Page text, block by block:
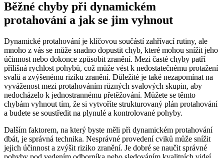
Běžné chyby při dynamickém
protahování a jak se jim vyhnout
Dynamické protahování je klíčovou součástí zahřívací rutiny, ale
mnoho z vás se může snadno dopustit chyb, které mohou snížit jeho
účinnost nebo dokonce způsobit zranění. Mezi časté chyby patří
přílišná rychlost pohybů, což může vést k nedostatečnému protažení
svalů a zvýšenému riziku zranění. Důležité je také nezapomínat na
vyváženost mezi protahováním různých svalových skupin, aby
nedocházelo k jednostrannému přetěžování. Můžete se těmto
chybám vyhnout tím, že si vytvoříte strukturovaný plán protahování
a budete se soustředit na plynulé a kontrolované pohyby.
Dalším faktorem, na který byste měli při dynamickém protahování
dbát, je správná technika. Nesprávné provedení cviků může snížit
jejich účinnost a zvýšit riziko zranění. Je dobré se naučit správné